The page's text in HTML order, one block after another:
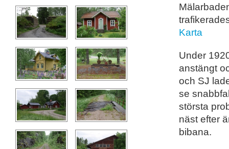
Karta
Under
anstängt
och SJ
se
största
näst efter
bibana.